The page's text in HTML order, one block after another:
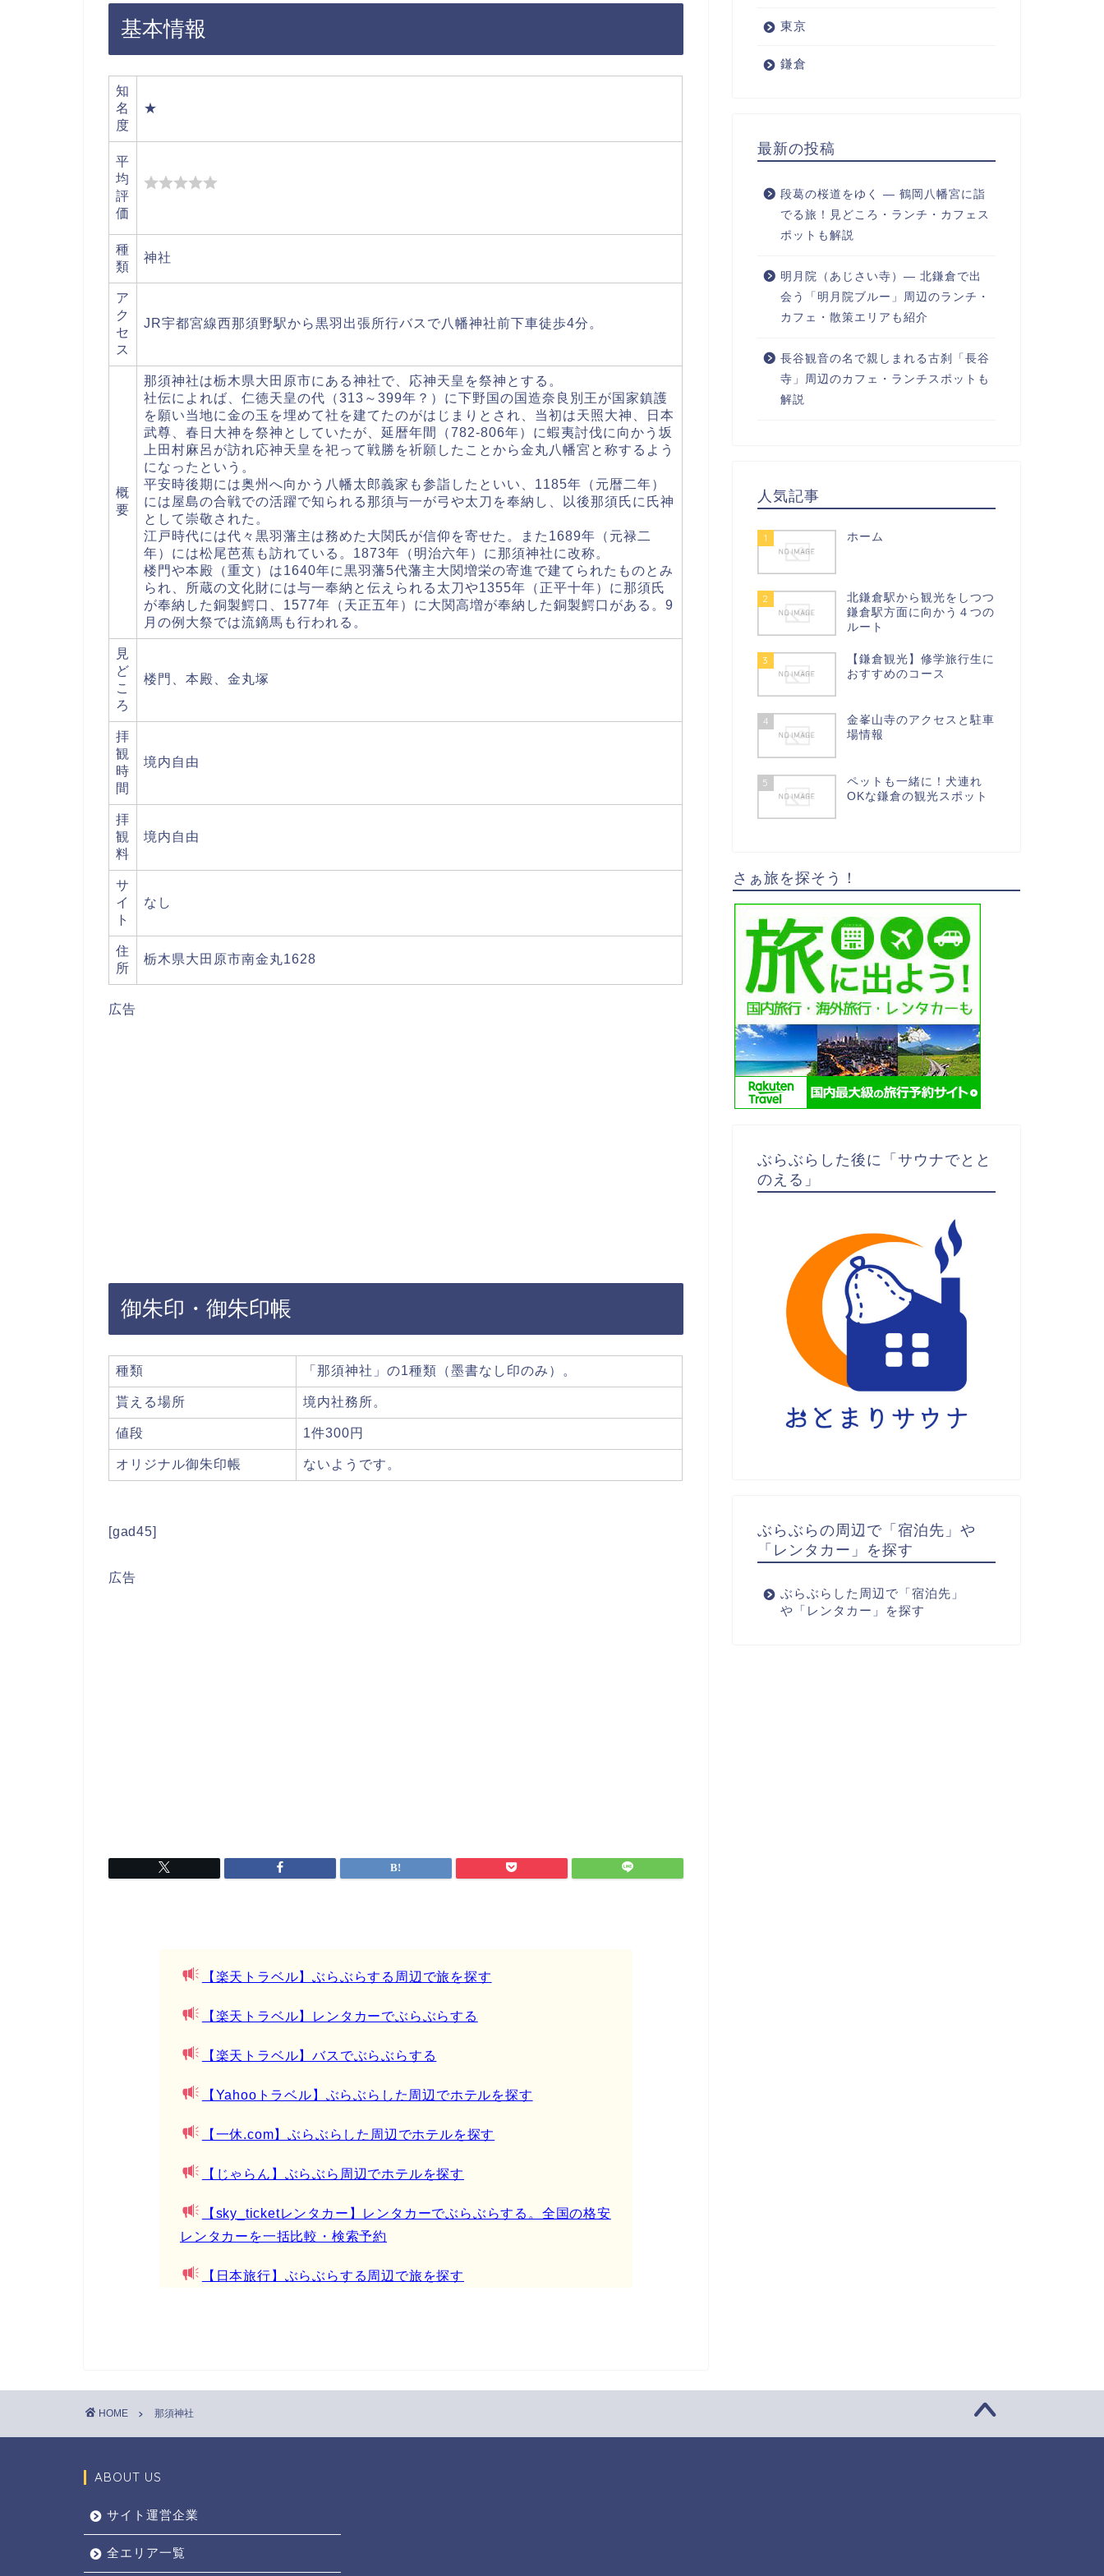
基本情報
知
名
度
★
平
均
評
価
種
類
神社
ア
ク
セ
ス
JR宇都宮線西那須野駅から黒羽出張所行バスで八幡神社前下車徒歩4分。
概
要
那須神社は栃木県大田原市にある神社で、応神天皇を祭神とする。
社伝によれば、仁徳天皇の代（313～399年？）に下野国の国造奈良別王が国家鎮護
を願い当地に金の玉を埋めて社を建てたのがはじまりとされ、当初は天照大神、日本
武尊、春日大神を祭神としていたが、延暦年間（782-806年）に蝦夷討伐に向かう坂
上田村麻呂が訪れ応神天皇を祀って戦勝を祈願したことから金丸八幡宮と称するよう
になったという。
平安時後期には奥州へ向かう八幡太郎義家も参詣したといい、1185年（元暦二年）
には屋島の合戦での活躍で知られる那須与一が弓や太刀を奉納し、以後那須氏に氏神
として崇敬された。
江戸時代には代々黒羽藩主は務めた大関氏が信仰を寄せた。また1689年（元禄二
年）には松尾芭蕉も訪れている。1873年（明治六年）に那須神社に改称。
楼門や本殿（重文）は1640年に黒羽藩5代藩主大関増栄の寄進で建てられたものとみ
られ、所蔵の文化財には与一奉納と伝えられる太刀や1355年（正平十年）に那須氏
が奉納した銅製鰐口、1577年（天正五年）に大関高増が奉納した銅製鰐口がある。9
月の例大祭では流鏑馬も行われる。
見
ど
こ
ろ
楼門、本殿、金丸塚
拝
観
時
間
境内自由
拝
観
料
境内自由
サ
イ
ト
なし
住
所
栃木県大田原市南金丸1628
広告
御朱印・御朱印帳
種類 「那須神社」の1種類（墨書なし印のみ）。
貰える場所 境内社務所。
値段 1件300円
オリジナル御朱印帳 ないようです。
[gad45]
広告
【楽天トラベル】ぶらぶらする周辺で旅を探す
【楽天トラベル】レンタカーでぶらぶらする
【楽天トラベル】バスでぶらぶらする
【Yahooトラベル】ぶらぶらした周辺でホテルを探す
【一休.com】ぶらぶらした周辺でホテルを探す
【じゃらん】ぶらぶら周辺でホテルを探す
【sky_ticketレンタカー】レンタカーでぶらぶらする。全国の格安
レンタカーを一括比較・検索予約
【日本旅行】ぶらぶらする周辺で旅を探す
東京
鎌倉
最新の投稿
段葛の桜道をゆく ― 鶴岡八幡宮に詣
でる旅！見どころ・ランチ・カフェス
ポットも解説
明月院（あじさい寺）― 北鎌倉で出
会う「明月院ブルー」周辺のランチ・
カフェ・散策エリアも紹介
長谷観音の名で親しまれる古刹「長谷
寺」周辺のカフェ・ランチスポットも
解説
人気記事
1 ホーム
2
北鎌倉駅から観光をしつつ
鎌倉駅方面に向かう４つの
ルート
3
【鎌倉観光】修学旅行生に
おすすめのコース
4
金峯山寺のアクセスと駐車
場情報
5
ペットも一緒に！犬連れ
OKな鎌倉の観光スポット
さぁ旅を探そう！
ぶらぶらした後に「サウナでとと
のえる」
ぶらぶらの周辺で「宿泊先」や
「レンタカー」を探す
ぶらぶらした周辺で「宿泊先」
や「レンタカー」を探す
HOME 那須神社
ABOUT US
サイト運営企業
全エリア一覧